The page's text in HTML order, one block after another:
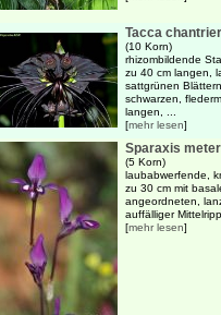
Tacca
(10 Korn)
rhizombildende
zu 40 cm langen,
sattgrünen
schwarzen,
langen, ...
[mehr lesen]
Sparaxis
(5 Korn)
laubabwerfende,
zu 30 cm mit
angeordneten,
auffälliger
[mehr lesen]